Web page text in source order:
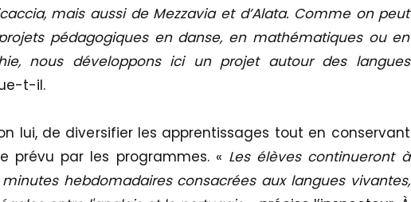
mais aussi de Mezzavia et d’Alata. Comme on peut
pédagogiques en danse, en mathématiques ou en
nous développons ici un projet autour des langues
t-il.
lui, de diversifier les apprentissages tout en conservant
prévu par les programmes. « Les élèves continueront à
hebdomadaires consacrées aux langues vivantes,